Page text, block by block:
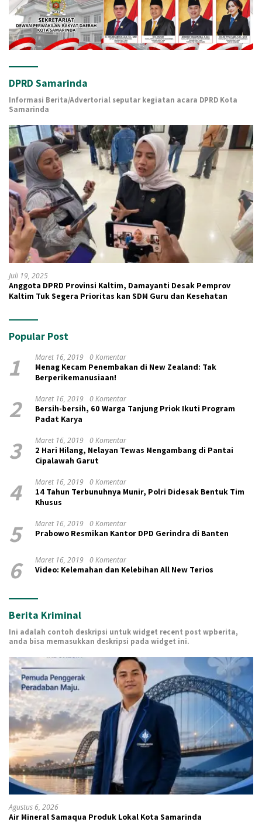
DPRD Samarinda
Informasi Berita/Advertorial seputar kegiatan acara DPRD Kota
Samarinda
Juli 19, 2025
Anggota DPRD Provinsi Kaltim, Damayanti Desak Pemprov
Kaltim Tuk Segera Prioritas kan SDM Guru dan Kesehatan
Popular Post
1 Maret 16, 2019 0 Komentar
Menag Kecam Penembakan di New Zealand: Tak
Berperikemanusiaan!
2 Maret 16, 2019 0 Komentar
Bersih-bersih, 60 Warga Tanjung Priok Ikuti Program
Padat Karya
3 Maret 16, 2019 0 Komentar
2 Hari Hilang, Nelayan Tewas Mengambang di Pantai
Cipalawah Garut
4 Maret 16, 2019 0 Komentar
14 Tahun Terbunuhnya Munir, Polri Didesak Bentuk Tim
Khusus
5 Maret 16, 2019 0 Komentar
Prabowo Resmikan Kantor DPD Gerindra di Banten
6 Maret 16, 2019 0 Komentar
Video: Kelemahan dan Kelebihan All New Terios
Berita Kriminal
Ini adalah contoh deskripsi untuk widget recent post wpberita,
anda bisa memasukkan deskripsi pada widget ini.
Agustus 6, 2026
Air Mineral Samaqua Produk Lokal Kota Samarinda